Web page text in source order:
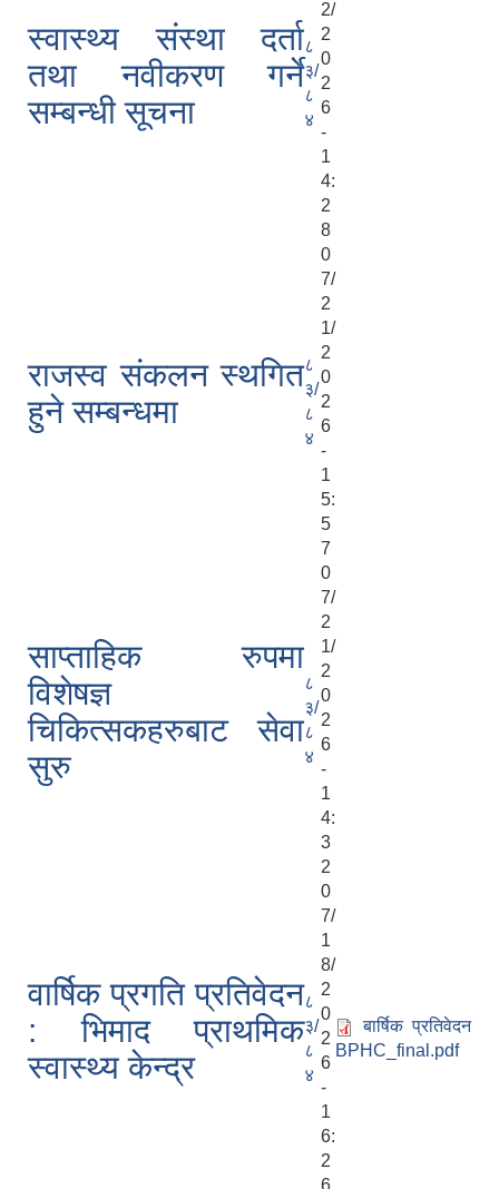
स्वास्थ्य संस्था दर्ता
तथा नवीकरण गर्ने
सम्बन्धी सूचना
८
३/
८
४
2/
2
0
2
6
-
1
4:
2
8
राजस्व संकलन स्थगित
हुने सम्बन्धमा
८
३/
८
४
0
7/
2
1/
2
0
2
6
-
1
5:
5
7
साप्ताहिक रुपमा
विशेषज्ञ
चिकित्सकहरुबाट सेवा
सुरु
८
३/
८
४
0
7/
2
1/
2
0
2
6
-
1
4:
3
2
वार्षिक प्रगति प्रतिवेदन
: भिमाद प्राथमिक
स्वास्थ्य केन्द्र
८
३/
८
४
0
7/
1
8/
2
0
2
6
-
1
6:
2
6
बार्षिक प्रतिवेदन
BPHC_final.pdf